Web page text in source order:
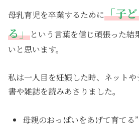
母乳育児を卒業するために「子
る」という言葉を信じ頑張った結
いと思います。
私は一人目を妊娠した時、ネット
書や雑誌を読みあさりました。
母親のおっぱいをあげて育てる